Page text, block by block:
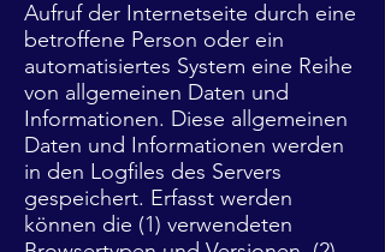
Aufruf der Internetseite durch eine
betroffene Person oder ein
automatisiertes System eine Reihe
von allgemeinen Daten und
Informationen. Diese allgemeinen
Daten und Informationen werden
in den Logfiles des Servers
gespeichert. Erfasst werden
können die (1) verwendeten